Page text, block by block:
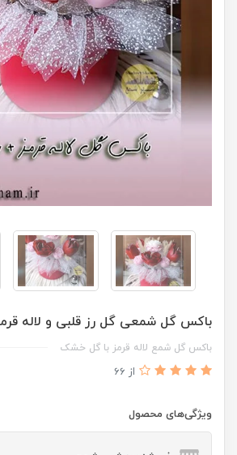
باکس گل شمعی گل رز قلبی و لاله
باکس گل شمع لاله قرمز با گل خشک
از 66
ویژگی‌های محصول